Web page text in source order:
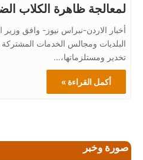
لمعالجة ظاهرة الكلاب
أخبار الاردن-نبراس نيوز- وافق
تخدير ومستلزماتها،…
أكمل القراءة »
صورة وخبر